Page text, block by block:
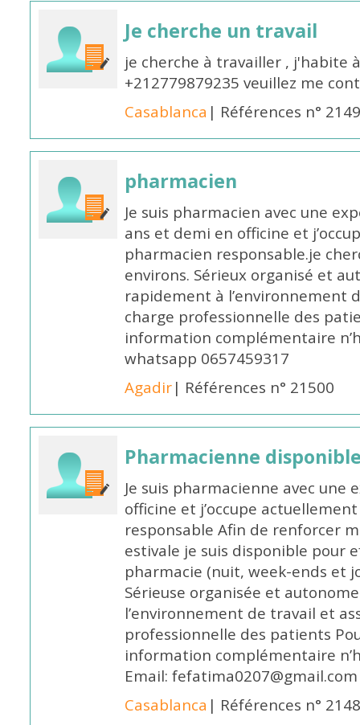
Je cherche un travail
je cherche à travailler , j'habite
+212779879235 veuillez me
Casablanca | Références n°
pharmacien
Je suis pharmacien avec une
ans et demi en officine et
pharmacien responsable.je
environs. Sérieux organisé et
rapidement à l’environnement
charge professionnelle des
information complémentaire
whatsapp 0657459317
Agadir| Références n° 21500
Pharmacienne
Je suis pharmacienne avec
officine et j’occupe
responsable Afin de renforcer
estivale je suis disponible pour
pharmacie (nuit, week-ends et
Sérieuse organisée et
l’environnement de travail et
professionnelle des patients
information complémentaire
Email: fefatima0207@gmail.com
Casablanca | Références n°